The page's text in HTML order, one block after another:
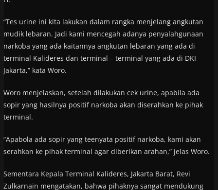
“Tes urine ini kita lakukan dalam rangka menjelang angkutan
mudik lebaran. Jadi kami mencegah adanya penyalahgunaan
narkoba yang ada kaitannya angkutan lebaran yang ada di
terminal Kalideres dan terminal – terminal yang ada di DKI
Jakarta,” kata Woro.
Woro menjelaskan, setelah dilakukan cek urine, apabila ada
sopir yang hasilnya positif narkoba akan diserahkan ke pihak
terminal.
“Apabola ada sopir yang teenyata positif narkoba, kami akan
serahkan ke pihak terminal agar diberikan arahan,” jelas Woro.
Sementara Kepala Terminal Kalideres, Jakarta Barat, Revi
Zulkarnain mengatakan, bahwa pihaknya sangat mendukung